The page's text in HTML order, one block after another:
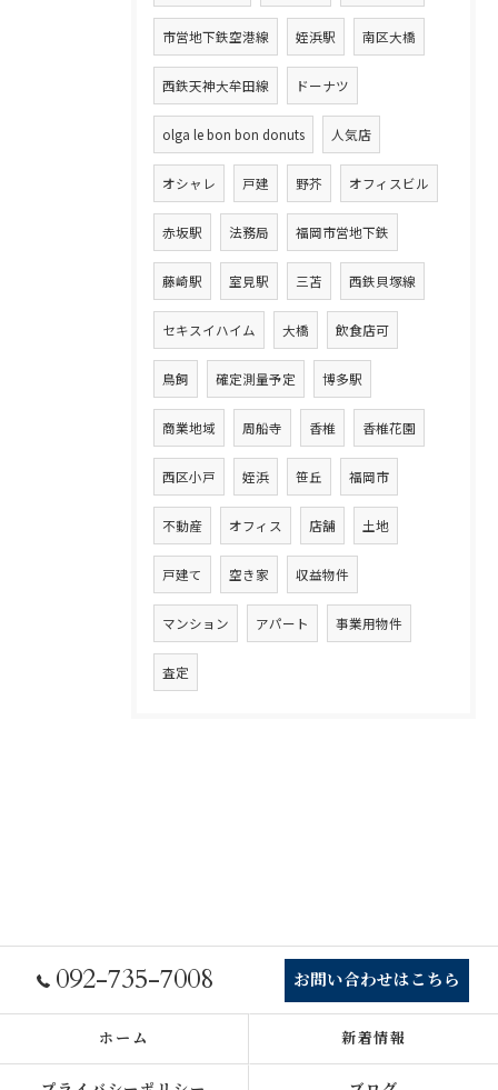
市営地下鉄空港線 姪浜駅 南区大橋
西鉄天神大牟田線 ドーナツ
olga le bon bon donuts 人気店
オシャレ 戸建 野芥 オフィスビル
赤坂駅 法務局 福岡市営地下鉄
藤崎駅 室見駅 三苫 西鉄貝塚線
セキスイハイム 大橋 飲食店可
鳥飼 確定測量予定 博多駅
商業地域 周船寺 香椎 香椎花園
西区小戸 姪浜 笹丘 福岡市
不動産 オフィス 店舗 土地
戸建て 空き家 収益物件
マンション アパート 事業用物件
査定
092-735-7008 お問い合わせはこちら
ホーム 新着情報